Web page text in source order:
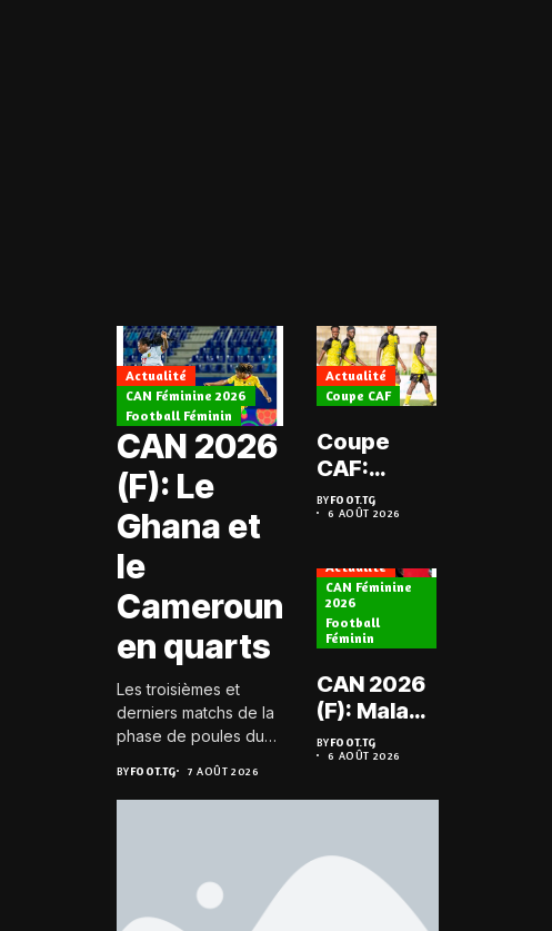
Actualité
CAN Féminine 2026
Football Féminin
CAN 2026
(F): Le
Ghana et
le
Cameroun
en quarts
Les troisièmes et
derniers matchs de la
phase de poules du
féminine 2026 se sont
joués le 6 août 2026 à
BYFOOT.TG 7 AOÛT 2026
Actualité
Coupe CAF
Coupe
CAF:
L’ASKO du
Togo face
du Niger
BYFOOT.TG
6 AOÛT 2026
Actualité
CAN Féminine
2026
Football
Féminin
CAN 2026
(F): Malawi
historique,
le Nigeria
BYFOOT.TG
6 AOÛT 2026